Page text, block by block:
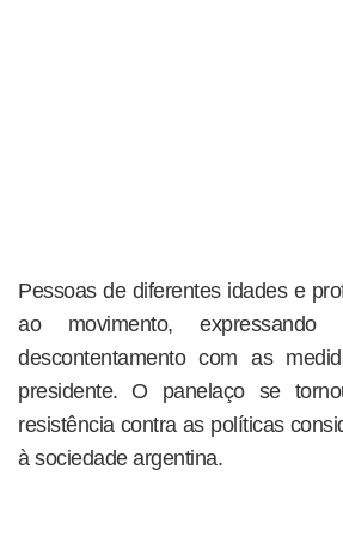
Pessoas de diferentes idades e
ao movimento, expressando
descontentamento com as
presidente. O panelaço se
resistência contra as políticas
à sociedade argentina.